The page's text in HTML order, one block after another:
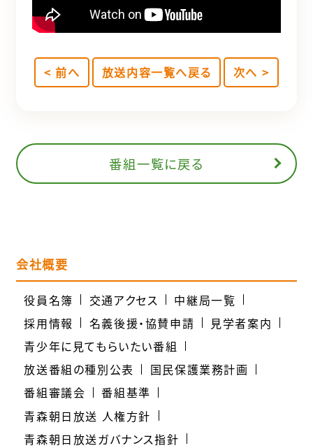
< 前へ 放送内容一覧へ戻る 次へ >
番組一覧に戻る
会社概要
役員名簿 交通アクセス
中継局一覧
採用情報
名義後援・協賛申請
見学者案内
青少年に見てもらいたい番組
放送番組の種別公表
国民保護業務計画
番組審議会
番組基準
青森朝日放送 人権方針
青森朝日放送ガバナンス指針